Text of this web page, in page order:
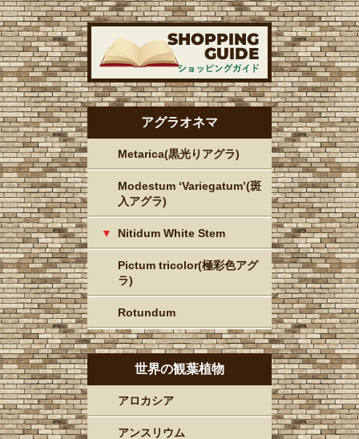
アグラオネマ
Metarica(黒光りアグラ)
Modestum ‘Variegatum’(斑
入アグラ)
Nitidum White Stem
Pictum tricolor(極彩色アグ
ラ)
Rotundum
世界の観葉植物
アロカシア
アンスリウム